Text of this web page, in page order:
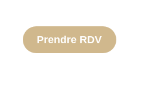
Prendre RDV